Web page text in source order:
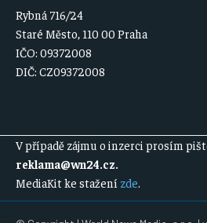
Rybná 716/24
Staré Město, 110 00 Praha
IČO: 09372008
DIČ: CZ09372008
V případě zájmu o inzerci prosím
reklama@wn24.cz
MediaKit ke stažení zde